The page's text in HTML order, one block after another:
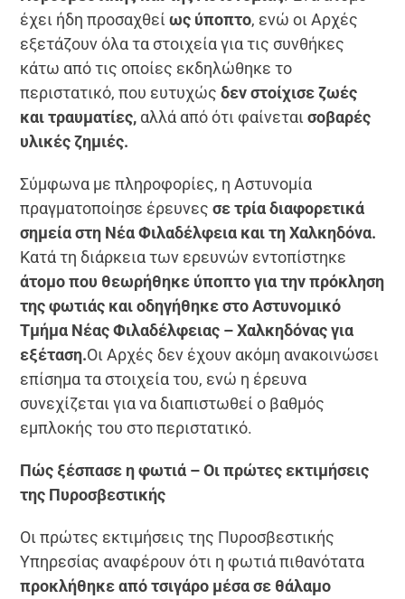
έχει ήδη προσαχθείως ύποπτο, ενώ οι Αρχές
εξετάζουν όλα τα στοιχεία για τις συνθήκες
κάτω από τις οποίες εκδηλώθηκε το
περιστατικό, που ευτυχώς δεν στοίχισε ζωές
και τραυματίες, αλλά από ότι φαίνεταισοβαρές
υλικές ζημιές.
Σύμφωνα με πληροφορίες, η Αστυνομία
πραγματοποίησε έρευνες σε τρία διαφορετικά
σημεία στη Νέα Φιλαδέλφεια και τη Χαλκηδόνα.
Κατά τη διάρκεια των ερευνών εντοπίστηκε
άτομο που θεωρήθηκε ύποπτο για την πρόκληση
της φωτιάς και οδηγήθηκε στο Αστυνομικό
Τμήμα Νέας Φιλαδέλφειας – Χαλκηδόνας για
εξέταση.Οι Αρχές δεν έχουν ακόμη ανακοινώσει
επίσημα τα στοιχεία του, ενώ η έρευνα
συνεχίζεται για να διαπιστωθεί ο βαθμός
εμπλοκής του στο περιστατικό.
Πώς ξέσπασε η φωτιά – Οι πρώτες εκτιμήσεις
της Πυροσβεστικής
Οι πρώτες εκτιμήσεις της Πυροσβεστικής
Υπηρεσίας αναφέρουν ότι η φωτιά πιθανότατα
προκλήθηκε από τσιγάρο μέσα σε θάλαμο